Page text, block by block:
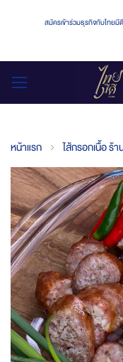
สมัครเข้าร่วมธุรกิจกับไทยมี
หน้าแรก ไส้กรอกเนื้อ ร้
Skip
to
the
end
of
the
images
gallery